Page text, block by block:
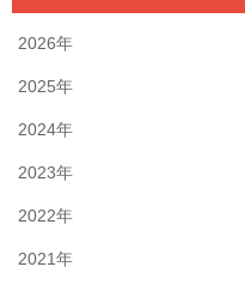
2026年
2025年
2024年
2023年
2022年
2021年